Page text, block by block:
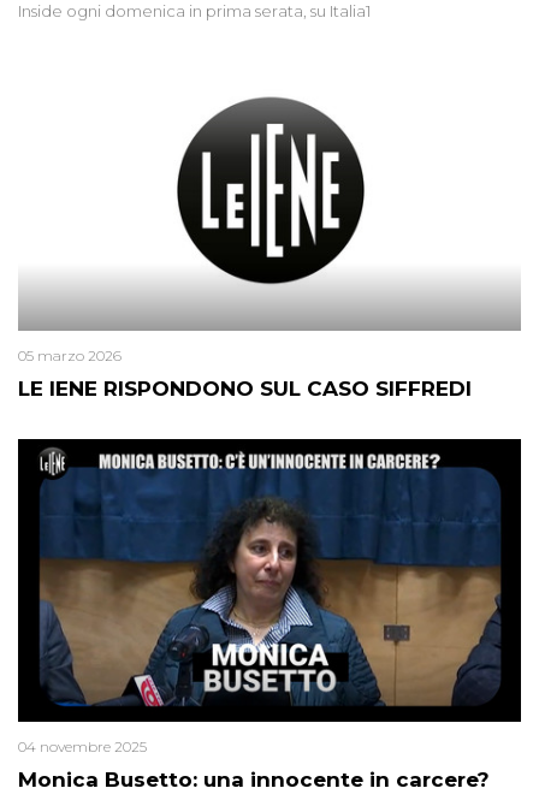
Inside ogni domenica in prima serata, su Italia1
LE IENE RISPONDONO SUL CASO SIFFREDI
05 marzo 2026
Monica Busetto: una innocente in carcere?
04 novembre 2025